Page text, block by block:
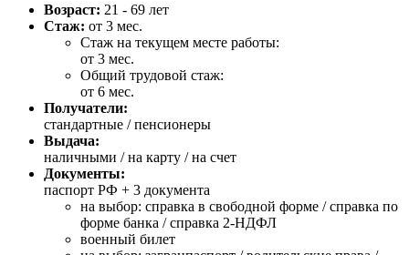
Возраст: 21 - 69 лет
Стаж: от 3 мес.
Стаж на текущем месте работы:
от 3 мес.
Общий трудовой стаж:
от 6 мес.
Получатели:
стандартные / пенсионеры
Выдача:
наличными / на карту / на счет
Документы:
паспорт РФ + 3 документа
на выбор: справка в свободной форме / справка по
форме банка / справка 2-НДФЛ
военный билет